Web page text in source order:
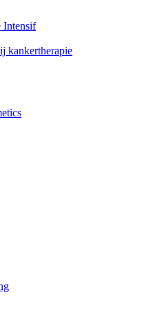
Intensif
kankertherapie